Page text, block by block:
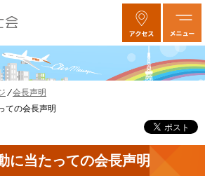
会長声明
ての会長声明
に当たっての会長声明